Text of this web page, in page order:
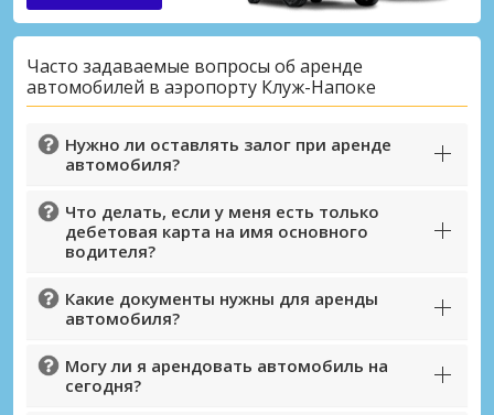
Часто задаваемые вопросы об аренде
автомобилей в аэропорту Клуж-Напоке
Нужно ли оставлять залог при аренде
автомобиля?
Что делать, если у меня есть только
дебетовая карта на имя основного
водителя?
Какие документы нужны для аренды
автомобиля?
Могу ли я арендовать автомобиль на
сегодня?